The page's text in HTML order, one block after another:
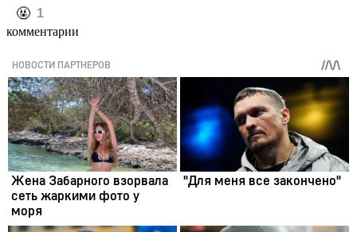
️🤬 1
комментарии